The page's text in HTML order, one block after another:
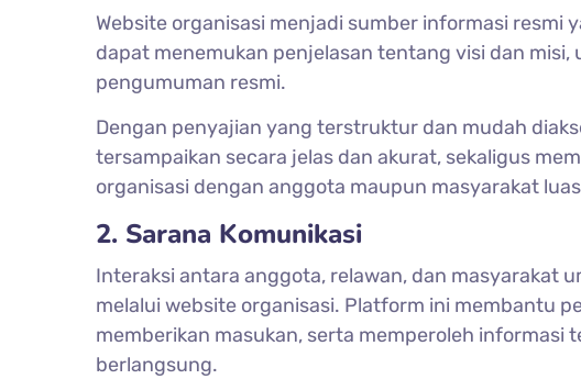
Website organisasi menjadi sumber informasi resmi
dapat menemukan penjelasan tentang visi dan
pengumuman resmi.
Dengan penyajian yang terstruktur dan mudah
tersampaikan secara jelas dan akurat, sekaligus
organisasi dengan anggota maupun masyarakat
2. Sarana Komunikasi
Interaksi antara anggota, relawan, dan masyarakat
melalui website organisasi. Platform ini membantu
memberikan masukan, serta memperoleh
berlangsung.